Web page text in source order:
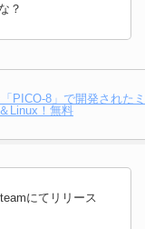
？
PICO-8」で開発されたミ
Linux！無料
にてリリース